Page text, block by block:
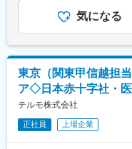
【働き方】
勤務地への出社が基
【組織構成】
配属先の部署は3つ
です。風通しが良く
【業務の魅力】
■世界最大手のLonza
ンダードの品質及び
職の場合は対象外）
通じて上下する可能
表記です。
気になる
東京（関東甲信越担
ア◇日本赤十字社・
テルモ株式会社
正社員 上場企業